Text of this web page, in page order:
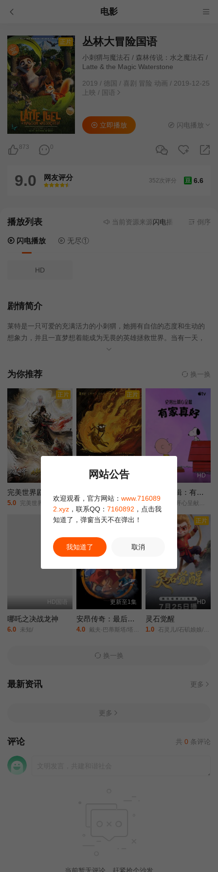
电影
正片 丛林大冒险国语
小刺猬与魔法石 / 森林传说：水之魔法石 /
Latte & the Magic Waterstone
2019 / 德国 / 喜剧 冒险 动画 / 2019-12-25
上映 / 国语
873 0
立即播放 闪电播放
9.0 网友评分
很差
较差还行推荐力荐
豆 6.6
352次评分
播放列表 当前资源来源闪电播放 - 无需安装任
倒序
闪电播放 无尽①
HD
剧情简介
莱特是一只可爱的充满活力的小刺猬，她拥有自信的态度和生动的
想象力，并且一直梦想着能成为无畏的英雄拯救世界。当有一天，
森林里的动物醒来，发现神奇的水石失踪了，森林正面临着干旱，
旅程，他们穿过了不毛之地，骗过了狡猾的狼群，终于找到了被熊
为你推荐 换一换
正片
5.0 完美世界/剧场版之九劫焚天/完美世界之九劫焚天/完美世界剧场版/第二部/Perfect World Movie: Nine Tribulations Incinerate the Heavens/Perfect World Movie: Nine Calamities Burning Heaven/
正片
更新HD
6.0 A Story About Fire/
HD
史努比特辑：有家真好
3.0 史诺比开心呈献：在家千日好(港)/
正片
HD国语
哪吒之决战龙神
6.0 未知/
更新至1集
安昂传奇：最后的气宗
4.0 戴夫·巴蒂斯塔/塔伊加·维迪提/芙蕾达·平托/史蒂文·元/关继威/杰拉尔丁·维斯瓦纳坦/南允道/杰西卡·马滕/迪·布莱德利·贝克/罗曼·萨拉戈萨/佩塔·萨金特/Dionne·Quan/
正片
HD
灵石觉醒
1.0 石灵儿//石矶娘娘/太白金星/牛魔王/
换一换
最新资讯 更多
更多
评论 共 0 条评论
当前暂无评论，赶紧抢个沙发
网站公告
欢迎观看，官方网站： www.716089
2.xyz ，联系QQ： 7160892 ，点击我
知道了，弹窗当天不在弹出！
我知道了 取消